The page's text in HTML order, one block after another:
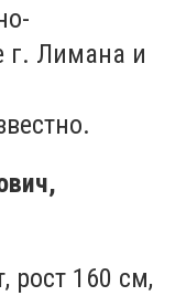
г. Лимана и
рост 160 см,